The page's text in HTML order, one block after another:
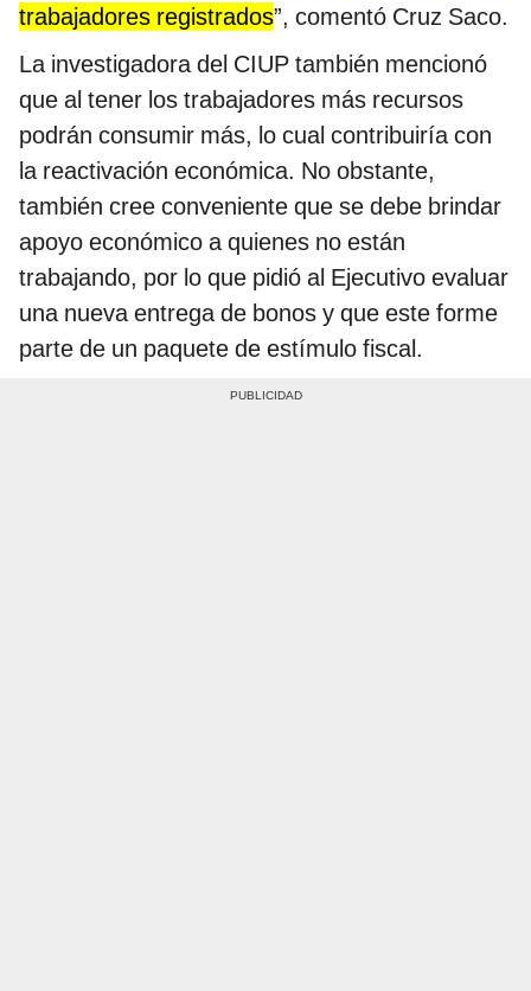
trabajadores registrados”, comentó Cruz Saco.
La investigadora del CIUP también mencionó
que al tener los trabajadores más recursos
podrán consumir más, lo cual contribuiría con
la reactivación económica. No obstante,
también cree conveniente que se debe brindar
apoyo económico a quienes no están
trabajando, por lo que pidió al Ejecutivo evaluar
una nueva entrega de bonos y que este forme
parte de un paquete de estímulo fiscal.